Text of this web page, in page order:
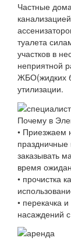
Частные
туалета
участков в
неприятной
ЖБО(жидких
утилизации.
Почему в
• Приезжаем
заказывать
время
• прочистка
• перекачка
насаждений